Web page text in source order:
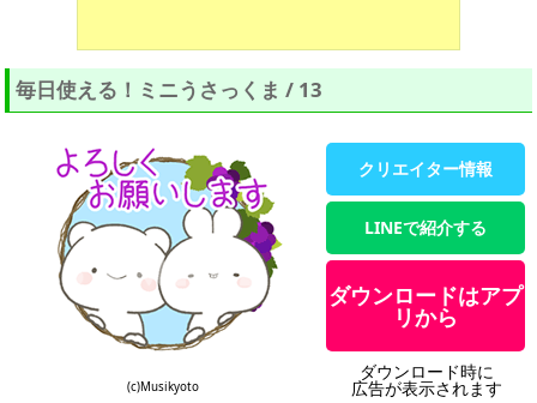
毎日使える！ミニうさっくま / 13
(c)Musikyoto
クリエイター情報
LINEで紹介する
ダウンロードはアプ
リから
ダウンロード時に
広告が表示されます